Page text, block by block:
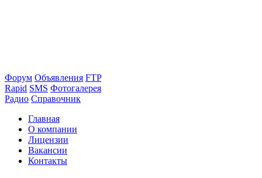
Форум Объявления FTP
Rapid SMS Фотогалерея
Радио Справочник
Главная
О компании
Лицензии
Вакансии
Контакты